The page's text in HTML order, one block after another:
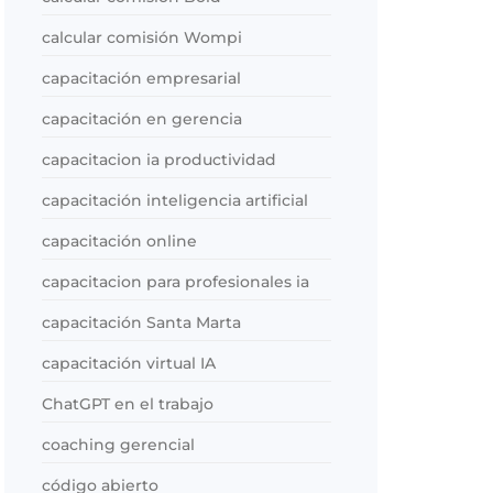
calcular comisión Wompi
capacitación empresarial
capacitación en gerencia
capacitacion ia productividad
capacitación inteligencia artificial
capacitación online
capacitacion para profesionales ia
capacitación Santa Marta
capacitación virtual IA
ChatGPT en el trabajo
coaching gerencial
código abierto